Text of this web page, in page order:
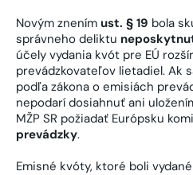
Novým znením ust. § 19 bola
správneho deliktu
účely vydania kvót pre EÚ
prevádzkovateľov lietadiel. Ak
podľa zákona o emisiách
nepodarí dosiahnuť ani
MŽP SR požiadať Európsku
prevádzky.
Emisné kvóty, ktoré boli